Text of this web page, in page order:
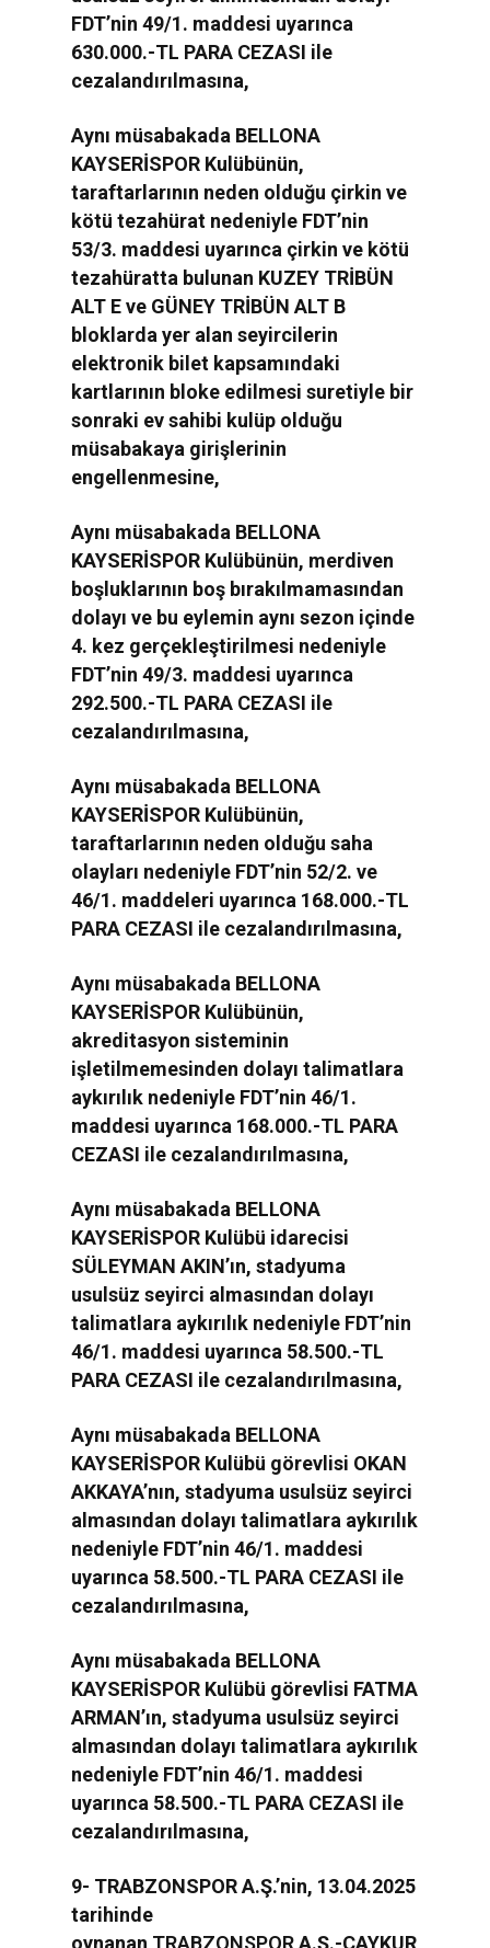
FDT’nin 49/1. maddesi uyarınca
630.000.-TL PARA CEZASI ile
cezalandırılmasına,
Aynı müsabakada BELLONA
KAYSERİSPOR Kulübünün,
taraftarlarının neden olduğu çirkin ve
kötü tezahürat nedeniyle FDT’nin
53/3. maddesi uyarınca çirkin ve kötü
tezahüratta bulunan KUZEY TRİBÜN
ALT E ve GÜNEY TRİBÜN ALT B
bloklarda yer alan seyircilerin
elektronik bilet kapsamındaki
kartlarının bloke edilmesi suretiyle bir
sonraki ev sahibi kulüp olduğu
müsabakaya girişlerinin
engellenmesine,
Aynı müsabakada BELLONA
KAYSERİSPOR Kulübünün, merdiven
boşluklarının boş bırakılmamasından
dolayı ve bu eylemin aynı sezon içinde
4. kez gerçekleştirilmesi nedeniyle
FDT’nin 49/3. maddesi uyarınca
292.500.-TL PARA CEZASI ile
cezalandırılmasına,
Aynı müsabakada BELLONA
KAYSERİSPOR Kulübünün,
taraftarlarının neden olduğu saha
olayları nedeniyle FDT’nin 52/2. ve
46/1. maddeleri uyarınca 168.000.-TL
PARA CEZASI ile cezalandırılmasına,
Aynı müsabakada BELLONA
KAYSERİSPOR Kulübünün,
akreditasyon sisteminin
işletilmemesinden dolayı talimatlara
aykırılık nedeniyle FDT’nin 46/1.
maddesi uyarınca 168.000.-TL PARA
CEZASI ile cezalandırılmasına,
Aynı müsabakada BELLONA
KAYSERİSPOR Kulübü idarecisi
SÜLEYMAN AKIN’ın, stadyuma
usulsüz seyirci almasından dolayı
talimatlara aykırılık nedeniyle FDT’nin
46/1. maddesi uyarınca 58.500.-TL
PARA CEZASI ile cezalandırılmasına,
Aynı müsabakada BELLONA
KAYSERİSPOR Kulübü görevlisi OKAN
AKKAYA’nın, stadyuma usulsüz seyirci
almasından dolayı talimatlara aykırılık
nedeniyle FDT’nin 46/1. maddesi
uyarınca 58.500.-TL PARA CEZASI ile
cezalandırılmasına,
Aynı müsabakada BELLONA
KAYSERİSPOR Kulübü görevlisi FATMA
ARMAN’ın, stadyuma usulsüz seyirci
almasından dolayı talimatlara aykırılık
nedeniyle FDT’nin 46/1. maddesi
uyarınca 58.500.-TL PARA CEZASI ile
cezalandırılmasına,
9- TRABZONSPOR A.Ş.’nin, 13.04.2025
tarihinde
oynanan TRABZONSPORA.Ş.-ÇAYKUR